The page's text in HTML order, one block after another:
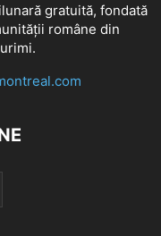
gratuită, fondată
române din